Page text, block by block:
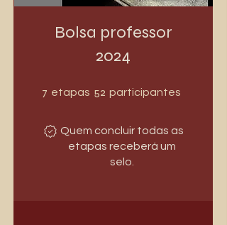
Bolsa professor
2024
7 etapas 7 etapas
52 participantes
Quem concluir todas as
etapas receberá um
selo.